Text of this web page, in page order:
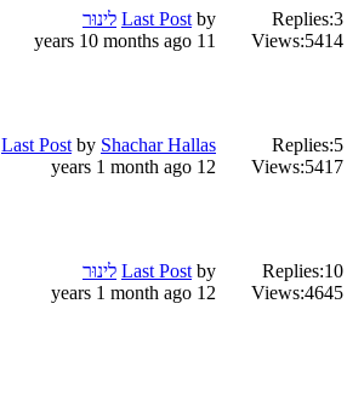
Replies:3
Views:5414
Last Post by
לינוּר
11 years 10 months ago
Replies:5
Views:5417
Last Post by Shachar Hallas
12 years 1 month ago
Replies:10
Views:4645
Last Post by
לינוּר
12 years 1 month ago